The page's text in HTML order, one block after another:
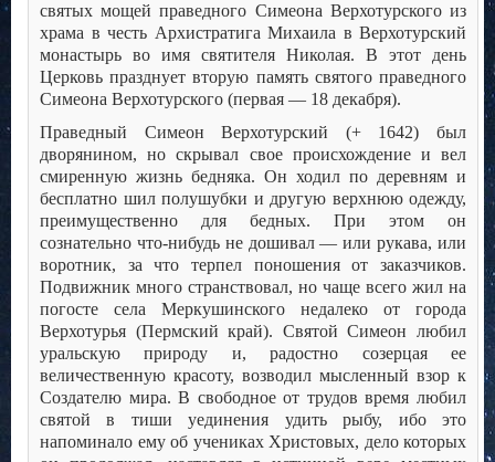
святых мощей праведного Симеона Верхотурского из
храма в честь Архистратига Михаила в Верхотурский
монастырь во имя святителя Николая. В этот день
Церковь празднует вторую память святого праведного
Симеона Верхотурского (первая — 18 декабря).
Праведный Симеон Верхотурский (+ 1642) был
дворянином, но скрывал свое происхождение и вел
смиренную жизнь бедняка. Он ходил по деревням и
бесплатно шил полушубки и другую верхнюю одежду,
преимущественно для бедных. При этом он
сознательно что-нибудь не дошивал — или рукава, или
воротник, за что терпел поношения от заказчиков.
Подвижник много странствовал, но чаще всего жил на
погосте села Меркушинского недалеко от города
Верхотурья (Пермский край). Святой Симеон любил
уральскую природу и, радостно созерцая ее
величественную красоту, возводил мысленный взор к
Создателю мира. В свободное от трудов время любил
святой в тиши уединения удить рыбу, ибо это
напоминало ему об учениках Христовых, дело которых